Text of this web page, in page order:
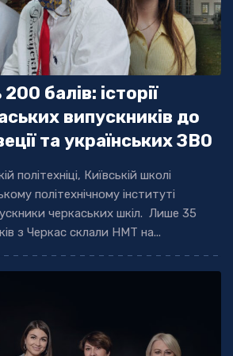
балів: історії
випускників до
та українських ЗВО
політехніці, Київській школі
політехнічному інституті
черкаських шкіл. Лише 35
з Черкас склали НМТ на...